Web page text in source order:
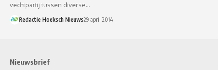
vechtpartij tussen diverse…
Redactie Hoeksch Nieuws29 april 2014
Nieuwsbrief